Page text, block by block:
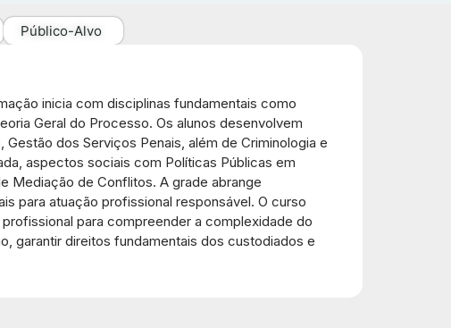
Público-Alvo
inicia com disciplinas fundamentais como
Geral do Processo. Os alunos desenvolvem
dos Serviços Penais, além de Criminologia e
aspectos sociais com Políticas Públicas em
Mediação de Conflitos. A grade abrange
para atuação profissional responsável. O curso
para compreender a complexidade do
garantir direitos fundamentais dos custodiados e